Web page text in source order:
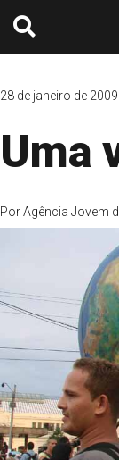
28 de janeiro de
Uma
PorAgência Jovem